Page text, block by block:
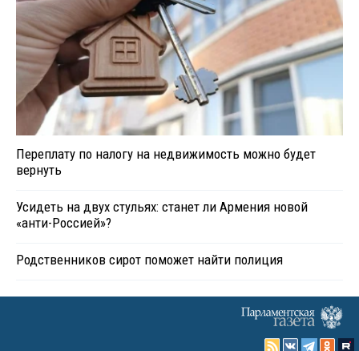
Переплату по налогу на недвижимость можно будет
вернуть
Усидеть на двух стульях: станет ли Армения новой
«анти-Россией»?
Родственников сирот поможет найти полиция